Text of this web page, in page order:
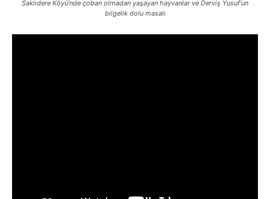
Saklıdere Köyü’nde çoban olmadan yaşayan hayvanlar ve Derviş Yusuf’un
bilgelik dolu masalı